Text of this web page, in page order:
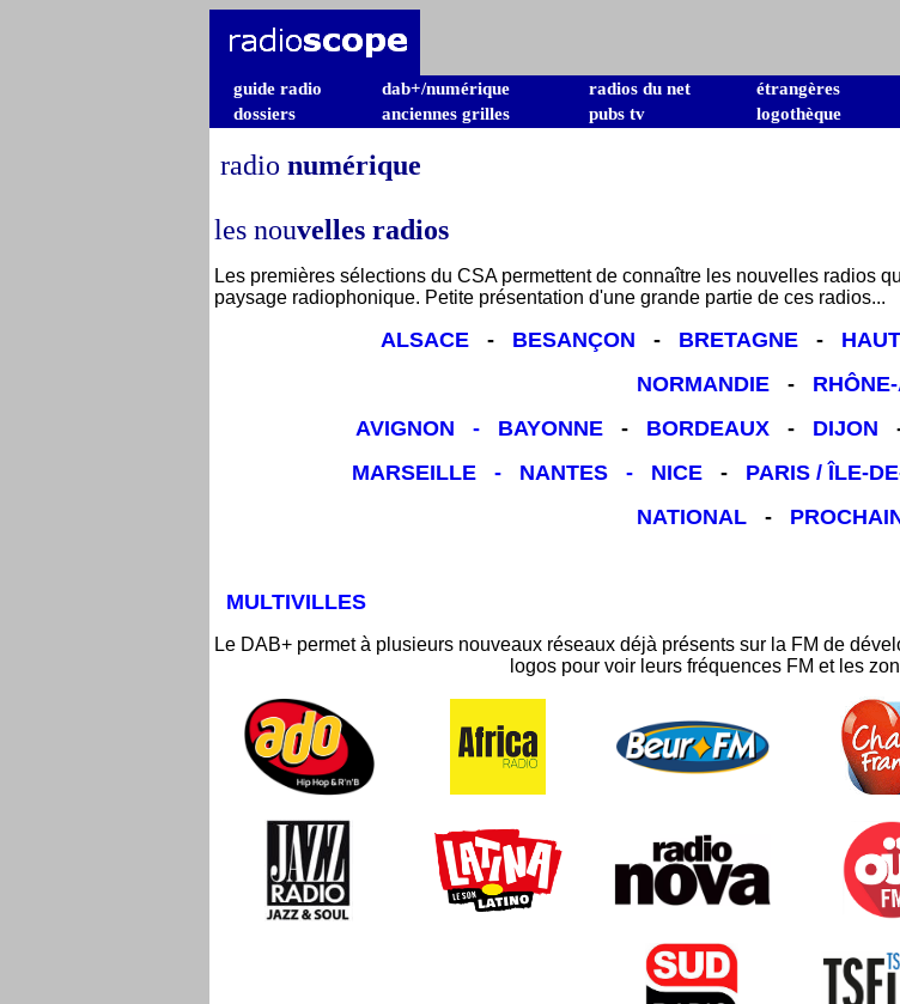
guide radio dab+/numérique radios du net étrangères
dossiers
anciennes grilles pubs tv logothèque
radio numérique
les nouvelles radios
Les premières sélections du CSA permettent de connaître les nouvelles radios
paysage radiophonique. Petite présentation d'une grande partie de ces radios...
ALSACE- BESANÇON - BRETAGNE-
NORMANDIE-
AVIGNON - BAYONNE- BORDEAUX - DIJON
MARSEILLE
- NANTES - NICE- PARIS / ÎLE-
NATIONAL -
MULTIVILLES
Le DAB+ permet à plusieurs nouveaux réseaux déjà présents sur la FM de
logos pour voir leurs fréquences FM et les